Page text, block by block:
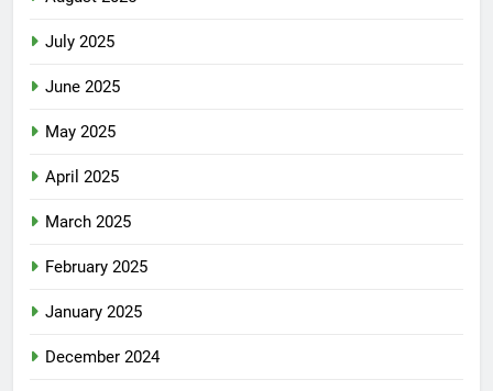
July 2025
June 2025
May 2025
April 2025
March 2025
February 2025
January 2025
December 2024